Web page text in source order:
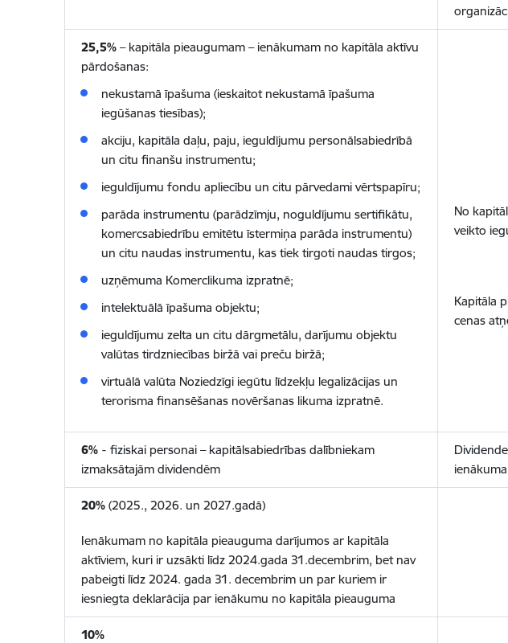
25,5%– kapitāla pieaugumam – ienākumam no kapitāla aktīvu
pārdošanas:
nekustamā īpašuma (ieskaitot nekustamā īpašuma
iegūšanas tiesības);
akciju, kapitāla daļu, paju, ieguldījumu personālsabiedrībā
un citu finanšu instrumentu;
ieguldījumu fondu apliecību un citu pārvedami vērtspapīru;
parāda instrumentu (parādzīmju, noguldījumu sertifikātu,
komercsabiedrību emitētu īstermiņa parāda instrumentu)
un citu naudas instrumentu, kas tiek tirgoti naudas tirgos;
uzņēmuma Komerclikuma izpratnē;
intelektuālā īpašuma objektu;
ieguldījumu zelta un citu dārgmetālu, darījumu objektu
valūtas tirdzniecības biržā vai preču biržā;
virtuālā valūta Noziedzīgi iegūtu līdzekļu legalizācijas un
terorisma finansēšanas novēršanas likuma izpratnē.
No
veikto
Kapitāla
cenas
6% - fiziskai personai – kapitālsabiedrības dalībniekam
izmaksātajām dividendēm
20%(2025., 2026. un 2027.gadā)
Ienākumam no kapitāla pieauguma darījumos ar kapitāla
aktīviem, kuri ir uzsākti līdz 2024.gada 31.decembrim, bet nav
pabeigti līdz 2024. gada 31. decembrim un par kuriem ir
iesniegta deklarācija par ienākumu no kapitāla pieauguma
10%